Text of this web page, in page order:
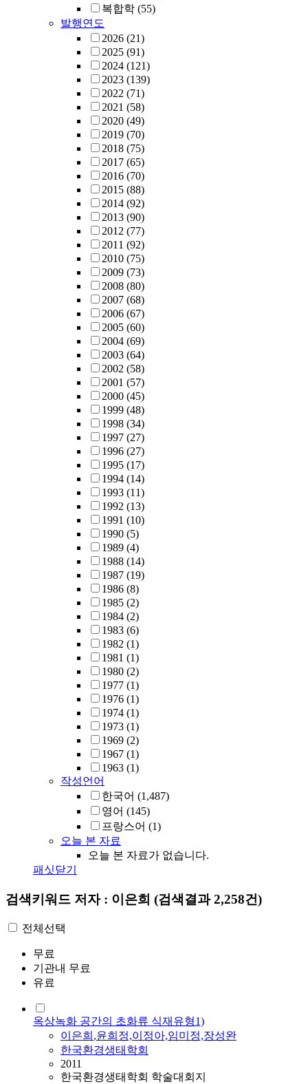
복합학 (55)
발행연도
2026 (21)
2025 (91)
2024 (121)
2023 (139)
2022 (71)
2021 (58)
2020 (49)
2019 (70)
2018 (75)
2017 (65)
2016 (70)
2015 (88)
2014 (92)
2013 (90)
2012 (77)
2011 (92)
2010 (75)
2009 (73)
2008 (80)
2007 (68)
2006 (67)
2005 (60)
2004 (69)
2003 (64)
2002 (58)
2001 (57)
2000 (45)
1999 (48)
1998 (34)
1997 (27)
1996 (27)
1995 (17)
1994 (14)
1993 (11)
1992 (13)
1991 (10)
1990 (5)
1989 (4)
1988 (14)
1987 (19)
1986 (8)
1985 (2)
1984 (2)
1983 (6)
1982 (1)
1981 (1)
1980 (2)
1977 (1)
1976 (1)
1974 (1)
1973 (1)
1969 (2)
1967 (1)
1963 (1)
작성언어
한국어 (1,487)
영어 (145)
프랑스어 (1)
오늘 본 자료
오늘 본 자료가 없습니다.
패싯닫기
검색키워드 저자 : 이은희 (검색결과 2,258건)
전체선택
무료
기관내 무료
유료
옥상녹화 공간의 초화류 식재유형1)
이은희 ,윤희정,이정아,임미정,장성완
한국환경생태학회
2011
한국환경생태학회 학술대회지